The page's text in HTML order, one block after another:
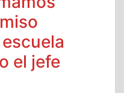
el jefe